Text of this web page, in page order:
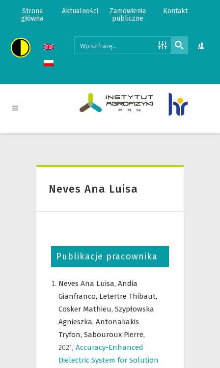
Strona
główna
Aktualności
Zamówienia
publiczne
Kontakt
Neves Ana Luisa
Publikacje pracownika
Neves Ana Luisa, Andia
Gianfranco, Letertre Thibaut,
Cosker Mathieu, Szypłowska
Agnieszka, Antonakakis
Tryfon, Sabouroux Pierre,
2021, Accuracy-Enhanced
Dielectric System for Solution